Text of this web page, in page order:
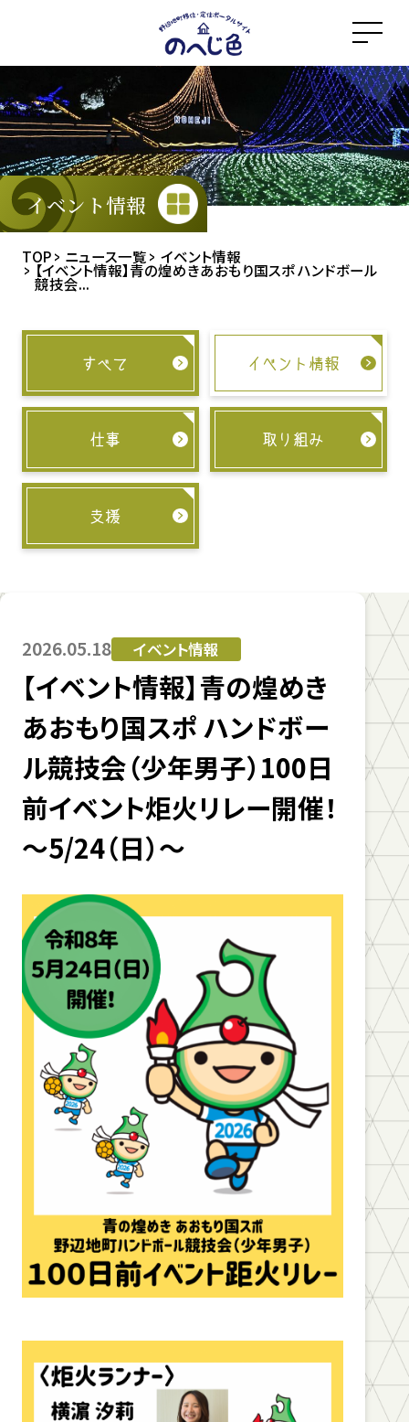
ン
コ
ン
テ
ン
ツ
に
イベント情報
TOP ニュース一覧 イベント情報
【イベント情報】青の煌めきあおもり国スポ ハンドボール
競技会...
すべて イベント情報
仕事 取り組み
支援
2026.05.18 イベント情報
【イベント情報】青の煌めき
あおもり国スポ ハンドボー
ル競技会（少年男子）100日
前イベント炬火リレー開催！
～5/24（日）～